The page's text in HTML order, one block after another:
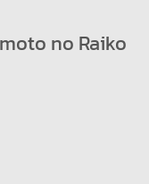
no Raiko